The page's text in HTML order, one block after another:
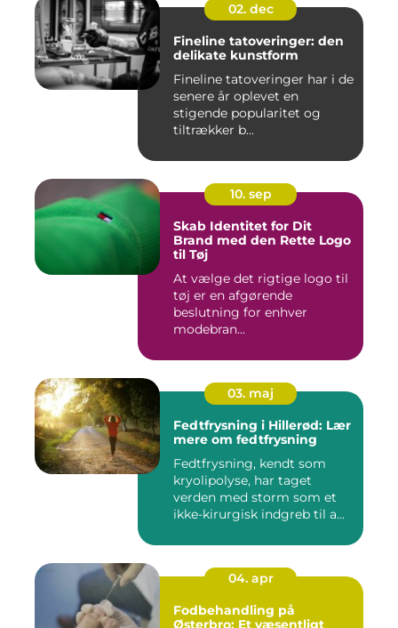
02. dec
Fineline tatoveringer: den
delikate kunstform
Fineline tatoveringer har i de
senere år oplevet en
stigende popularitet og
tiltrækker b...
10. sep
Skab Identitet for Dit
Brand med den Rette Logo
til Tøj
At vælge det rigtige logo til
tøj er en afgørende
beslutning for enhver
modebran...
03. maj
Fedtfrysning i Hillerød: Lær
mere om fedtfrysning
Fedtfrysning, kendt som
kryolipolyse, har taget
verden med storm som et
ikke-kirurgisk indgreb til a...
04. apr
Fodbehandling på
Østerbro: Et væsentligt